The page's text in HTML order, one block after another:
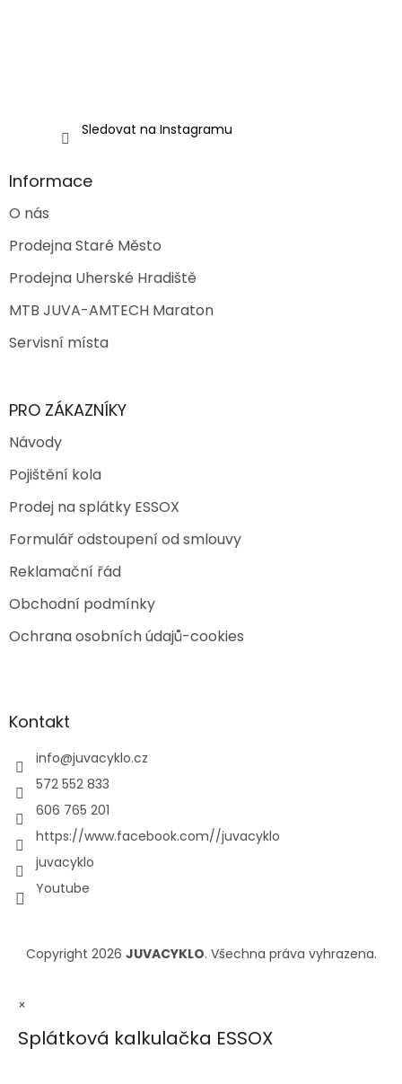
Sledovat na Instagramu
Informace
O nás
Prodejna Staré Město
Prodejna Uherské Hradiště
MTB JUVA-AMTECH Maraton
Servisní místa
PRO ZÁKAZNÍKY
Návody
Pojištění kola
Prodej na splátky ESSOX
Formulář odstoupení od smlouvy
Reklamační řád
Obchodní podmínky
Ochrana osobních údajů-cookies
Kontakt
info@juvacyklo.cz
572 552 833
606 765 201
https://www.facebook.com//juvacyklo
juvacyklo
Youtube
Copyright 2026 JUVACYKLO. Všechna práva vyhrazena.
×
Splátková kalkulačka ESSOX